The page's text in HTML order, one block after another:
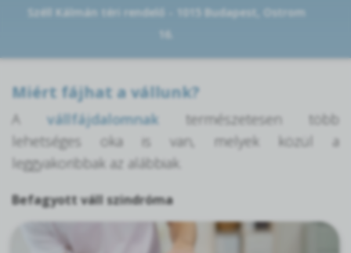
Széll Kálmán téri rendelő - 1015 Budapest, Ostrom
16.
Miért fájhat a vállunk?
A vállfájdalomnak természetesen több
lehetséges oka is van, melyek közül a
leggyakoribbak az alábbiak.
Befagyott váll szindróma